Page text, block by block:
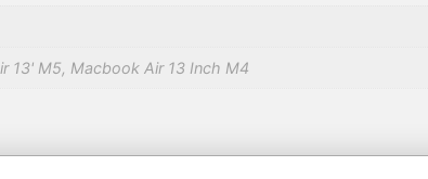
13' M5, Macbook Air 13 Inch M4